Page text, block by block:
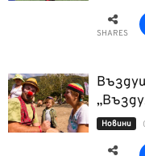
SHARES
Новини